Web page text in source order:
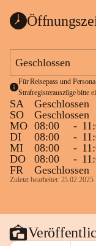
Geschlossen
Für Reisepass und
Strafregisterauszüge bitte
SA
Geschlossen
SO
Geschlossen
MO 08:00 -
DI
08:00 -
MI
08:00 -
DO
08:00 -
FR
Geschlossen
Zuletzt bearbeitet: 25.02.2025